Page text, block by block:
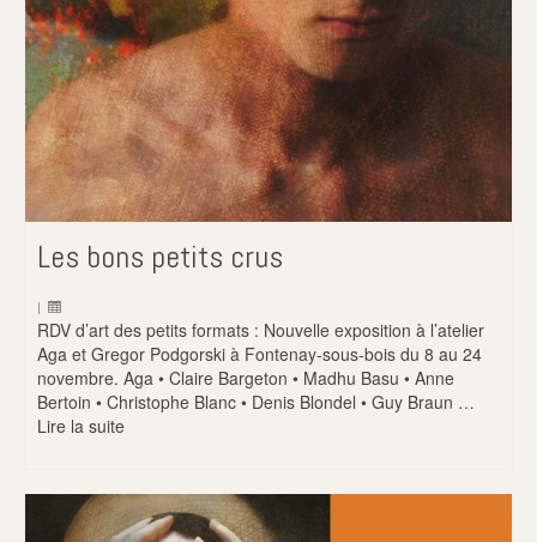
Les bons petits crus
|
RDV d’art des petits formats : Nouvelle exposition à l’atelier
Aga et Gregor Podgorski à Fontenay-sous-bois du 8 au 24
novembre. Aga • Claire Bargeton • Madhu Basu • Anne
Bertoin • Christophe Blanc • Denis Blondel • Guy Braun …
Lire la suite